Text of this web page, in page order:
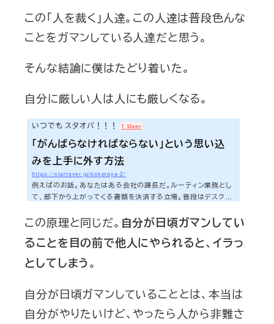
この「人を裁く」人達。この人達は普段色んな
ことをガマンしている人達だと思う。
そんな結論に僕はたどり着いた。
自分に厳しい人は人にも厳しくなる。
いつでも スタオバ！！！ 1 User
「がんばらなければならない」という思い込
みを上手に外す方法
https://startover.jp/kokoroya-2/
例えばのお話。あなたはある会社の課長だ。ルーティン業務とし
て、部下から上がってくる書類を決済する立場。普段はデスクワ
まる半日外出となってしまった。会社に帰ってきたら、決済書類
の山ができている。単純に半日いなかった分、仕事が溜まってい
る。ここであなたならどう行動するだろうか。まじめな人ほど、
るだろう。実は僕も昔そうしてきた。しかし最近は考えかたが180
この原理と同じだ。 自分が日頃ガマンしてい
ることを目の前で他人にやられると、イラっ
としてしまう。
自分が日頃ガマンしていることとは、本当は
自分がやりたいけど、やったら人から非難さ